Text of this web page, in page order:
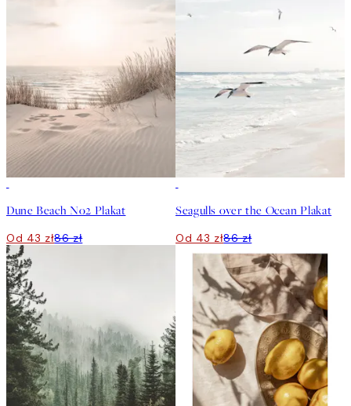
Dune Beach No2 Plakat
Od 43 zł86 zł
Seagulls over the Ocean Plakat
Od 43 zł86 zł